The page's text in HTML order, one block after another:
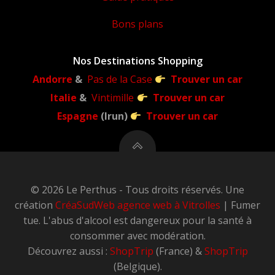
Bons plans
Nos Destinations Shopping
Andorre & Pas de la Case
Trouver un car
Italie & Vintimille
Trouver un car
Espagne (Irun) Trouver un car
© 2026 Le Perthus - Tous droits réservés. Une
création CréaSudWeb agence web à Vitrolles | Fumer
tue. L'abus d'alcool est dangereux pour la santé à
consommer avec modération.
Découvrez aussi : ShopTrip (France) &ShopTrip
(Belgique).